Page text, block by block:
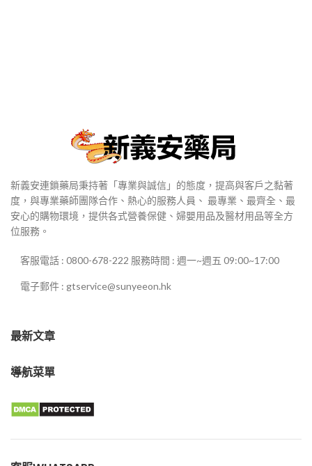
新義安連鎖藥局秉持著「專業與誠信」的態度，提高與客戶之黏著
度，與專業藥師團隊合作、熱心的服務人員、 最專業、最齊全、最
安心的購物環境，提供各式營養保健、婦嬰用品及醫材用品等全方
位服務。
客服電話 : 0800-678-222 服務時間 : 週一~週五 09:00~17:00
電子郵件 : gtservice@sunyeeon.hk
最新文章
導航菜單